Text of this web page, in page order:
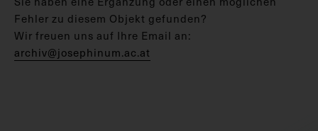
Fehler zu diesem Objekt gefunden?
Wir freuen uns auf Ihre Email an:
archiv@josephinum.ac.at